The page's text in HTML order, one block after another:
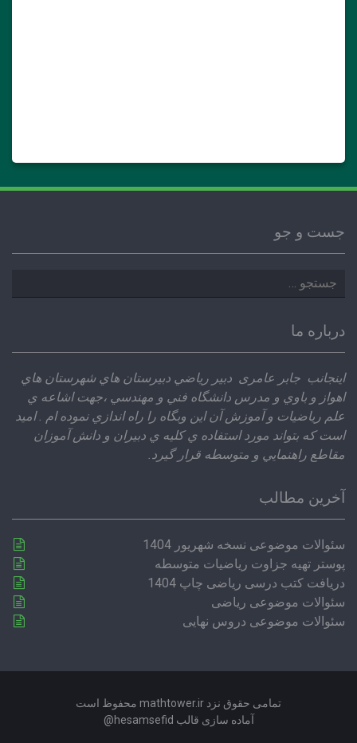
جست و جو
جستجو
برای:
درباره ما
اينجانب جابر عامری دبير رياضي دبيرستان هاي شهرستان هاي
اهواز و باوي و مدرس دانشگاه فني و مهندسي ،‌جهت اشاعه ي
علم رياضيات و آموزش آن اين وبگاه را راه اندازي نموده ام . اميد
است كه بتواند مورد استفاده ي كليه ي دبيران و دانش آموزان
مقاطع راهنمايي و متوسطه قرار گيرد.
آخرین مطالب
سئوالات موضوعی نسخه شهریور 1404
پوستر تهیه جزاوت ریاضیات متوسطه
دریافت کتب درسی ریاضی چاپ 1404
سئوالات موضوعی ریاضی
سئوالات موضوعی دروس نهایی
تمامی حقوق نزد mathtower.ir محفوظ است
آماده سازی قالب hesamsefid@